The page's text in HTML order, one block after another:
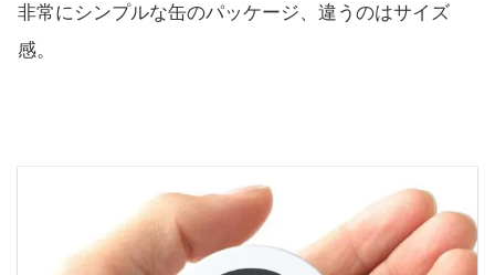
非常にシンプルな缶のパッケージ、違うのはサイズ
感。